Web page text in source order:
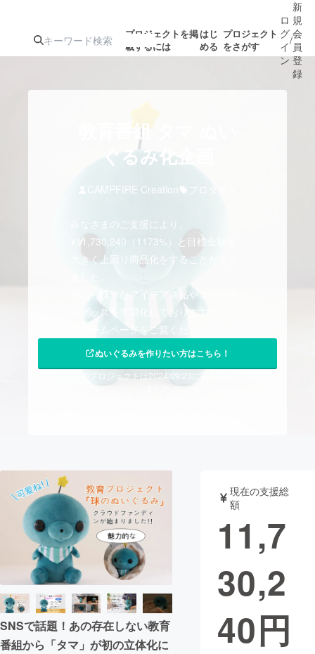
プロジェクトを掲
載するには
はじ
める
プロジェクト
をさがす
注目の新着プロ
アート・写真
テクノロジー・ガジェット
映像・映画
ビジネス・起業
まちづくり・地域活性化
CAMPFIRE for Social GoodCAMPFIRE Creation
ロ
グ
イ
ン
/
新
規
会
員
登
録
教育番組 タマ ぬい
ぐるみ化企画
CAMPFIRE Creation プロダクト
みなさまのご支援により、
¥11,730,240（1173%）と目標金額を
大きく上回り商品化をすることができ
他にも様々なアイデア商品やオリジナ
ルグッズを実現化しておりますのでぜ
ひホームページをご覧ください！
ぬいぐるみを作りたい方はこちら！
このプロジェクトは2024/09/23に募集を終了
しました。
SNSで話題！あの存在しない教育
番組から「タマ」が初の立体化に
現在の支援総
額
11,7
30,2
40円